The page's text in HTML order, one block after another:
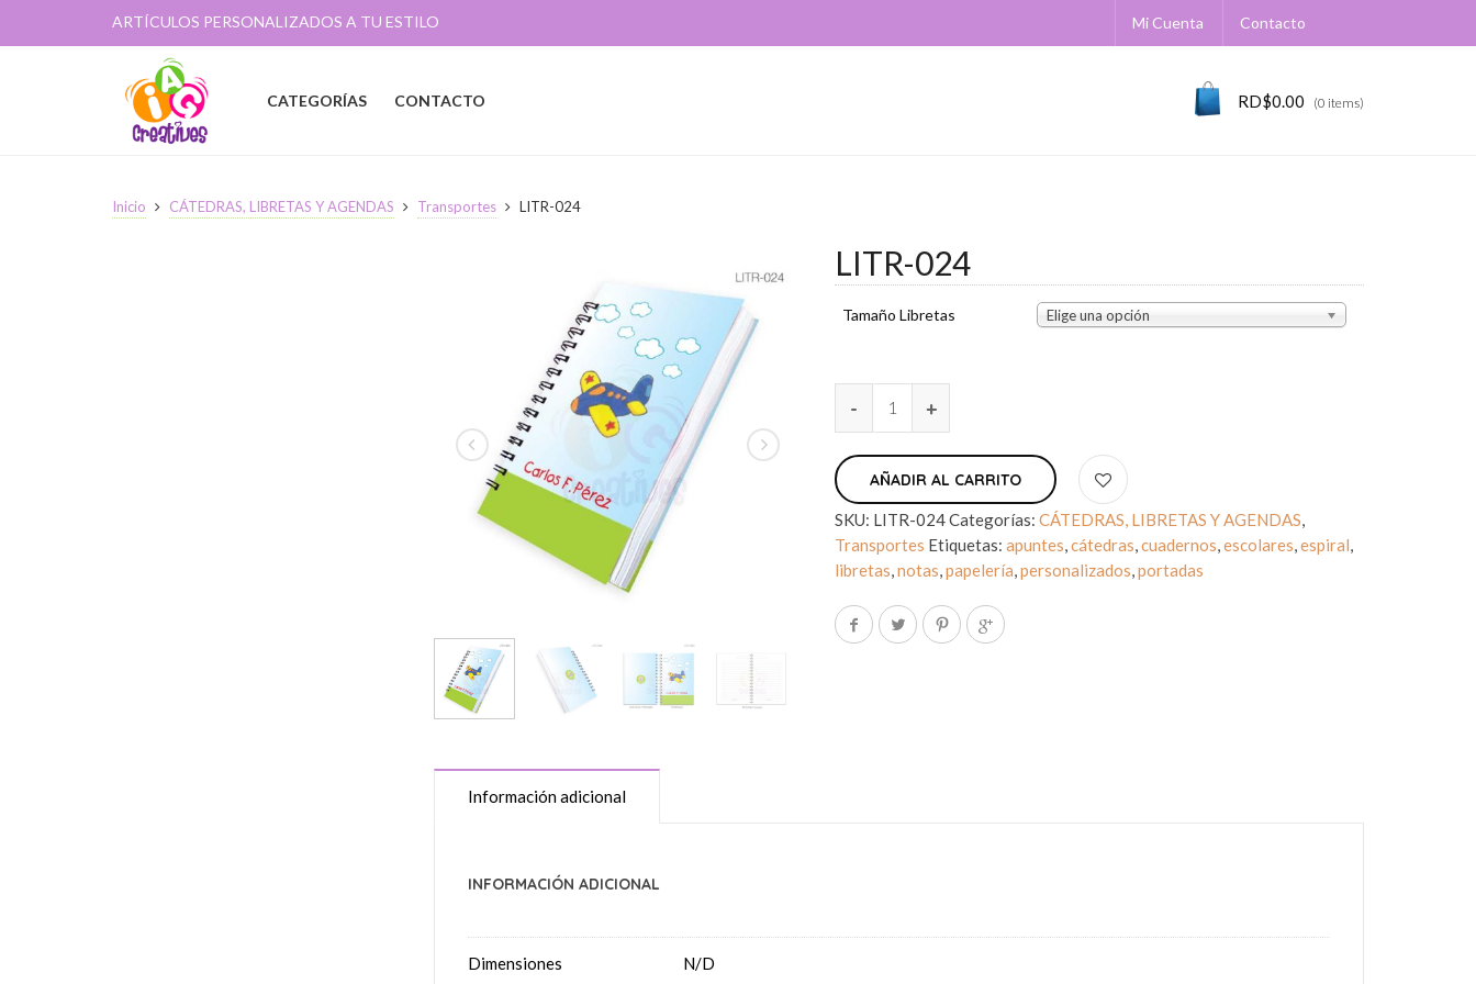
ARTÍCULOS PERSONALIZADOS A TU ESTILO Mi Cuenta Contacto
RD$0.00 (0 items)
CATEGORÍAS CONTACTO
Inicio CÁTEDRAS, LIBRETAS Y AGENDAS Transportes LITR-024
LITR-024
Tamaño Libretas Elige una opción
AÑADIR AL CARRITO
SKU: LITR-024Categorías:CÁTEDRAS, LIBRETAS Y AGENDAS,
Transportes Etiquetas:apuntes,cátedras,cuadernos,escolares,espiral,
libretas,notas,papelería,personalizados,portadas
Información adicional
INFORMACIÓN ADICIONAL
Dimensiones N/D